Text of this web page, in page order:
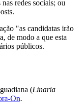
redes sociais; ou
"as candidatas irão
de modo a que esta
públicos.
(Linaria
On.